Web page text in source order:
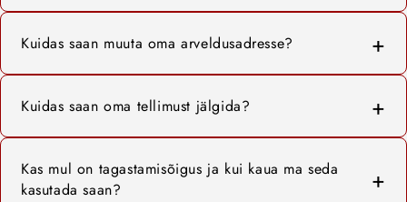
Kui tellimus on esitatud enne kella 14:00,
saadetakse see välja tellimuse päeval. DPD-ga
Kuidas saan muuta oma arveldusadresse?
Palun võtke ühendust meie
raamatupidamisosakonnaga aadressil:
Kuidas saan oma tellimust jälgida?
Pärast meie pakiteenuse osutaja esimest
skaneerimist saate e-postiga jälgimisnumbri.
Jälgimisnumber lisatakse ka teie kliendikontole
Kas mul on tagastamisõigus ja kui kaua ma seda
kasutada saan?